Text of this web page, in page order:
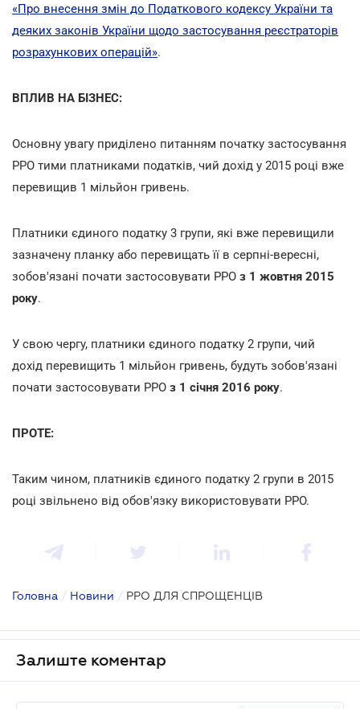
«Про внесення змін до Податкового кодексу України та
деяких законів України щодо застосування реєстраторів
розрахункових операцій».
ВПЛИВ НА БІЗНЕС:
Основну увагу приділено питанням початку застосування
РРО тими платниками податків, чий дохід у 2015 році вже
перевищив 1 мільйон гривень.
Платники єдиного податку 3 групи, які вже перевищили
зазначену планку або перевищать її в серпні-вересні,
зобов'язані почати застосовувати РРО з 1 жовтня 2015
року.
У свою чергу, платники єдиного податку 2 групи, чий
дохід перевищить 1 мільйон гривень, будуть зобов'язані
почати застосовувати РРО з 1 січня 2016 року.
ПРОТЕ:
Таким чином, платників єдиного податку 2 групи в 2015
році звільнено від обов'язку використовувати РРО.
Головна / Новини / РРО ДЛЯ СПРОЩЕНЦІВ
Залиште коментар